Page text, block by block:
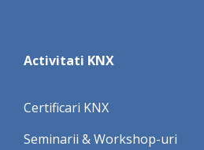
Activitati KNX
Certificari KNX
Seminarii & Workshop-uri